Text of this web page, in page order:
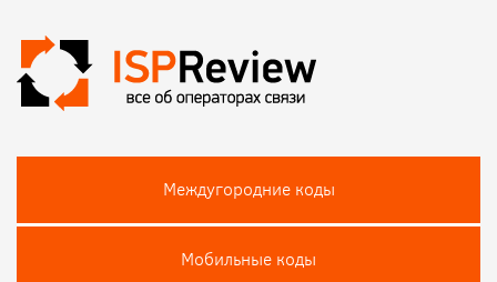
Междугородние коды
Мобильные коды